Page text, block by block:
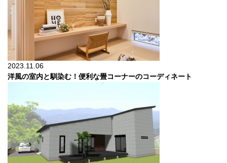
2023.11.06
洋風の室内と馴染む！便利な畳コーナーのコーディネート